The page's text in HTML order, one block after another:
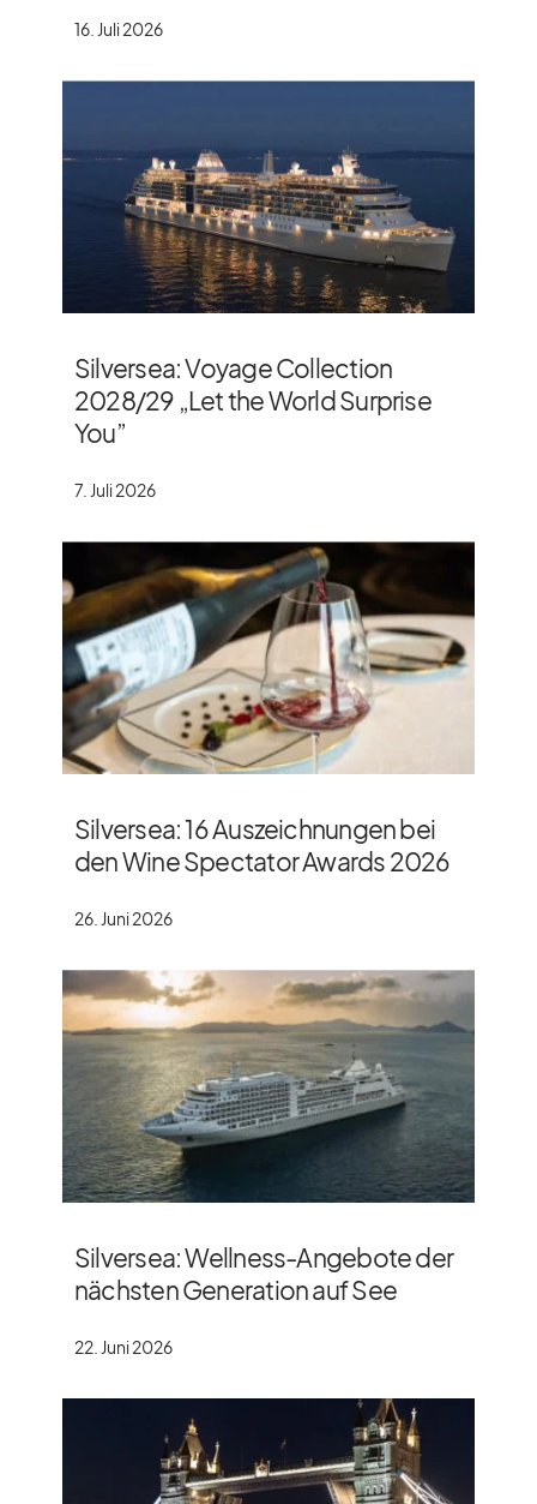
16. Juli 2026
Silversea: Voyage Collection
2028/​29 „Let the World Surprise
You”
7. Juli 2026
Silversea: 16 Auszeichnungen bei
den Wine Spectator Awards 2026
26. Juni 2026
Silversea: Wellness-Angebote der
nächsten Generation auf See
22. Juni 2026